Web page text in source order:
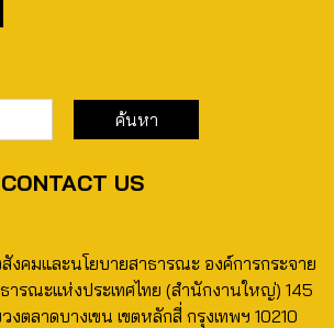
US
งคมและนโยบายสาธารณะ องค์การกระจาย
ารณะแห่งประเทศไทย (สำนักงานใหญ่) 145
ตลาดบางเขน เขตหลักสี่ กรุงเทพฯ 10210